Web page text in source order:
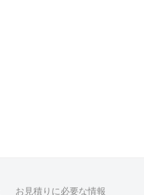
お見積りに必要な情報